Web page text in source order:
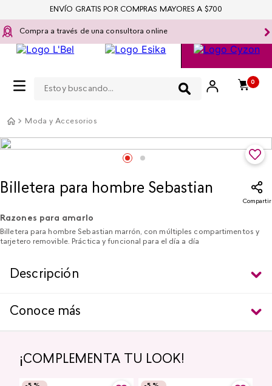
Compra a través de una consultora online
0
ENVÍO GRATIS POR COMPRAS MAYORES A $700
Moda y Accesorios
Billetera para hombre Sebastian
Compartir
Razones para amarlo
Billetera para hombre Sebastian marrón, con múltiples compartimentos y
tarjetero removible. Práctica y funcional para el día a día
Descripción
Conoce más
¡COMPLEMENTA TU LOOK!